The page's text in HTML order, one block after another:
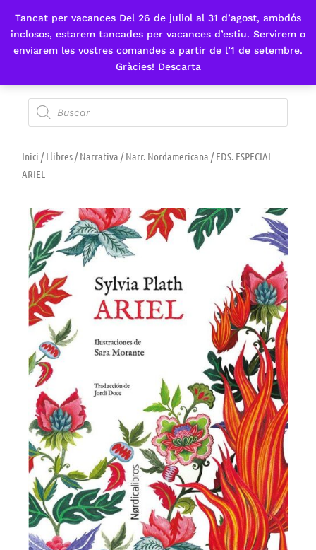
Tancat per vacances Del 26 de juliol al 31 d’agost, ambdós
inclosos, estarem tancades per vacances d’estiu. Servirem o
enviarem les vostres comandes a partir de l’1 de setembre.
Gràcies! Descarta
Fes-te'n sòcia
Inici /Llibres/Narrativa /Narr. Nordamericana / EDS. ESPECIAL
ARIEL